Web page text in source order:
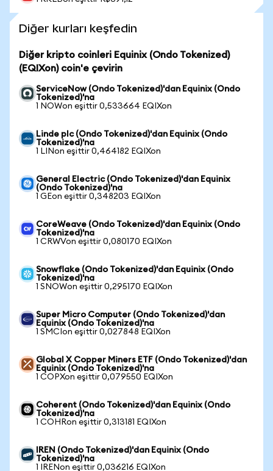
Diğer kurları keşfedin
Diğer kripto coinleri Equinix (Ondo Tokenized)
(EQIXon) coin'e çevirin
ServiceNow (Ondo Tokenized)'dan Equinix (Ondo
Tokenized)'na
1 NOWon eşittir 0,533664 EQIXon
Linde plc (Ondo Tokenized)'dan Equinix (Ondo
Tokenized)'na
1 LINon eşittir 0,464182 EQIXon
General Electric (Ondo Tokenized)'dan Equinix
(Ondo Tokenized)'na
1 GEon eşittir 0,348203 EQIXon
CoreWeave (Ondo Tokenized)'dan Equinix (Ondo
Tokenized)'na
1 CRWVon eşittir 0,080170 EQIXon
Snowflake (Ondo Tokenized)'dan Equinix (Ondo
Tokenized)'na
1 SNOWon eşittir 0,295170 EQIXon
Super Micro Computer (Ondo Tokenized)'dan
Equinix (Ondo Tokenized)'na
1 SMCIon eşittir 0,027848 EQIXon
Global X Copper Miners ETF (Ondo Tokenized)'dan
Equinix (Ondo Tokenized)'na
1 COPXon eşittir 0,079550 EQIXon
Coherent (Ondo Tokenized)'dan Equinix (Ondo
Tokenized)'na
1 COHRon eşittir 0,313181 EQIXon
IREN (Ondo Tokenized)'dan Equinix (Ondo
Tokenized)'na
1 IRENon eşittir 0,036216 EQIXon